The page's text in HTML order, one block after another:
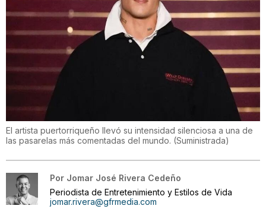
El artista puertorriqueño llevó su intensidad silenciosa a una de
las pasarelas más comentadas del mundo. (Suministrada)
Por Jomar José Rivera Cedeño
Periodista de Entretenimiento y Estilos de Vida
jomar.rivera@gfrmedia.com